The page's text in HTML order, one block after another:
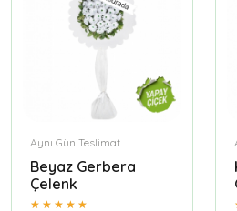
Aynı Gün Teslimat
Beyaz Gerbera
Çelenk